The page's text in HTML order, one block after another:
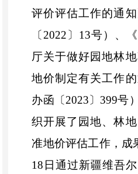
评价评估工作的通知
〔2022 〕 13号） 、
厅关于做好园地林
地价制定有关工作
办函〔2023 〕 399号
织开展了园地、林
准地价评估工作，成
18 日通过新疆维吾